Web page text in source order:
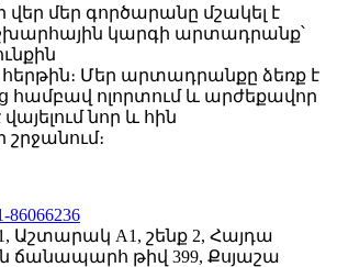
վեր մեր գործարանը մշակել է
կարգի արտադրանք՝
Մեր արտադրանքը ձեռք է
համբավ ոլորտում և արժեքավոր
նոր և հին
86066236
Աշտարակ A1, շենք 2, Հայդա
ճանապարհ թիվ 399, Քսյաշա